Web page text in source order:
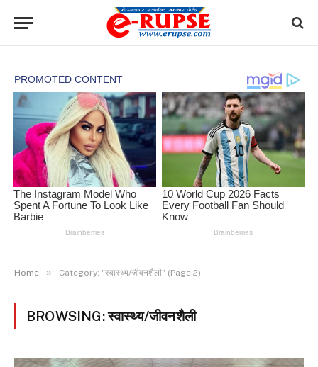
Home » Category: "स्वास्थ्य/जीवनशैली" (Page 2)
BROWSING:स्वास्थ्य/जीवनशैली